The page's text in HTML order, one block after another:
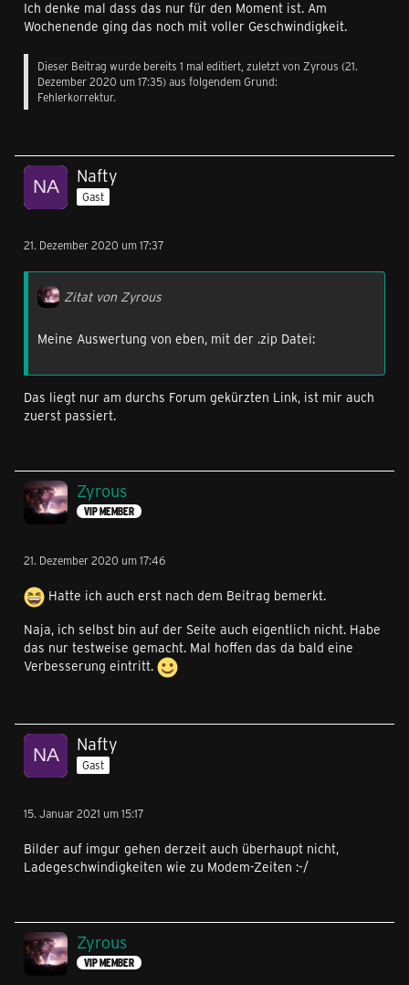
Ich denke mal dass das nur für den Moment ist. Am
Wochenende ging das noch mit voller Geschwindigkeit.
Dieser Beitrag wurde bereits 1 mal editiert, zuletzt von Zyrous (21.
Dezember 2020 um 17:35) aus folgendem Grund:
Fehlerkorrektur.
Nafty
Gast
21. Dezember 2020 um 17:37
Zitat von Zyrous
Meine Auswertung von eben, mit der .zip Datei:
Das liegt nur am durchs Forum gekürzten Link, ist mir auch
zuerst passiert.
Zyrous
VIP MEMBER
21. Dezember 2020 um 17:46
Hatte ich auch erst nach dem Beitrag bemerkt.
Naja, ich selbst bin auf der Seite auch eigentlich nicht. Habe
das nur testweise gemacht. Mal hoffen das da bald eine
Verbesserung eintritt.
Nafty
Gast
15. Januar 2021 um 15:17
Bilder auf imgur gehen derzeit auch überhaupt nicht,
Ladegeschwindigkeiten wie zu Modem-Zeiten :-/
Zyrous
VIP MEMBER